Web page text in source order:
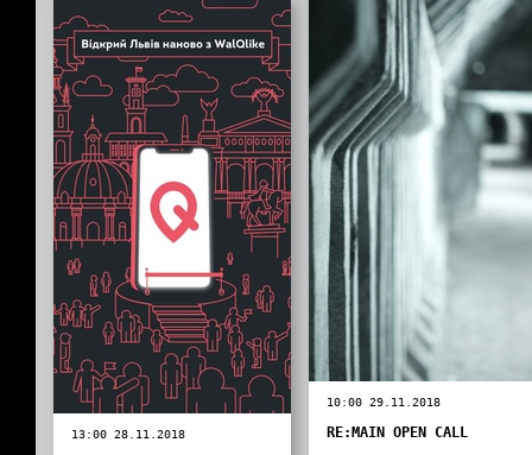
10:00 29.11.2018
RE:MAIN OPEN CALL
13:00 28.11.2018